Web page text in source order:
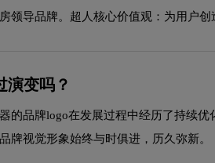
领导品牌。超人核心价值观：为用户
演变吗？
的品牌logo在发展过程中经历了持续
牌视觉形象始终与时俱进，历久弥新。